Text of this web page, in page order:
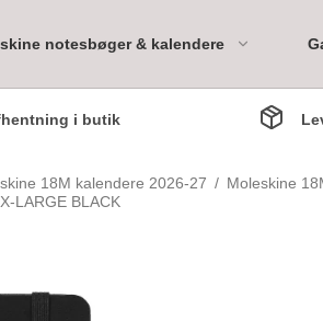
notesbøger & kalendere
i butik
18M kalendere 2026-27 / Moleskine
LARGE BLACK